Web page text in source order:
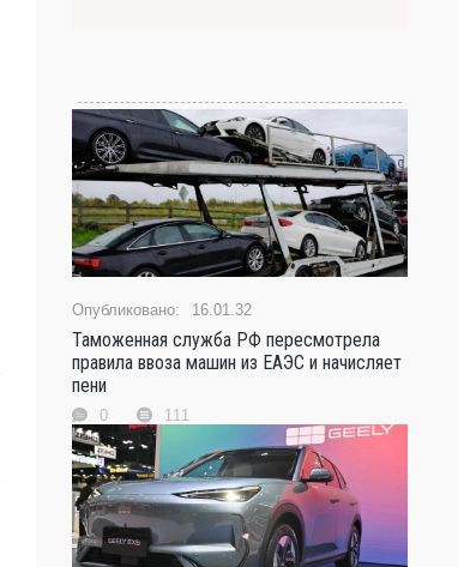
16.01.32
Таможенная служба РФ пересмотрела
правила ввоза машин из ЕАЭС и начисляет
пени
0 111